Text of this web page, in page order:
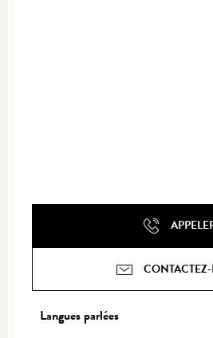
Langues parlées
Langues parlées